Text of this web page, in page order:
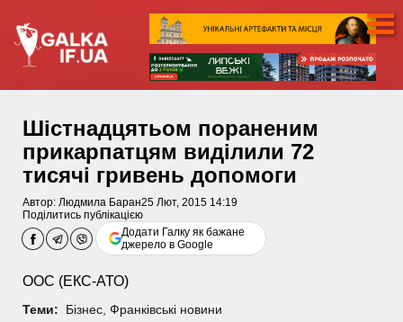
Шістнадцятьом пораненим
прикарпатцям виділили 72
тисячі гривень допомоги
Автор: Людмила Баран25 Лют, 2015 14:19
Поділитись публікацією
Додати Галку як бажане
джерело в Google
ООС (ЕКС-АТО)
Теми: Бізнес, Франківські новини